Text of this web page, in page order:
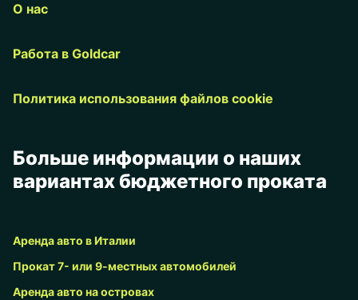
О нас
Работа в Goldcar
Политика использования файлов cookie
Больше информации о наших
вариантах бюджетного проката
Аренда авто в Италии
Прокат 7- или 9-местных автомобилей
Аренда авто на островах